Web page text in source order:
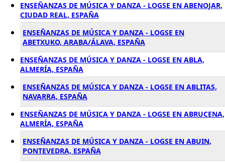
ENSEÑANZAS DE MÚSICA Y DANZA - LOGSE EN ABENOJAR,
CIUDAD REAL, ESPAÑA
ENSEÑANZAS DE MÚSICA Y DANZA - LOGSE EN
ABETXUKO, ARABA/ÁLAVA, ESPAÑA
ENSEÑANZAS DE MÚSICA Y DANZA - LOGSE EN ABLA,
ALMERÍA, ESPAÑA
ENSEÑANZAS DE MÚSICA Y DANZA - LOGSE EN ABLITAS,
NAVARRA, ESPAÑA
ENSEÑANZAS DE MÚSICA Y DANZA - LOGSE EN ABRUCENA,
ALMERÍA, ESPAÑA
ENSEÑANZAS DE MÚSICA Y DANZA - LOGSE EN ABUIN,
PONTEVEDRA, ESPAÑA